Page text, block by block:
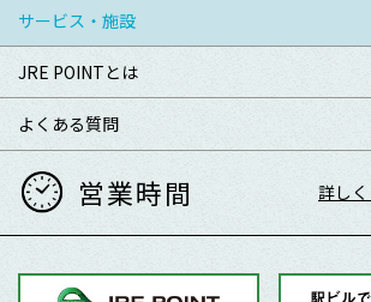
サービス・施設
JRE POINTとは
よくある質問
営業時間 詳し